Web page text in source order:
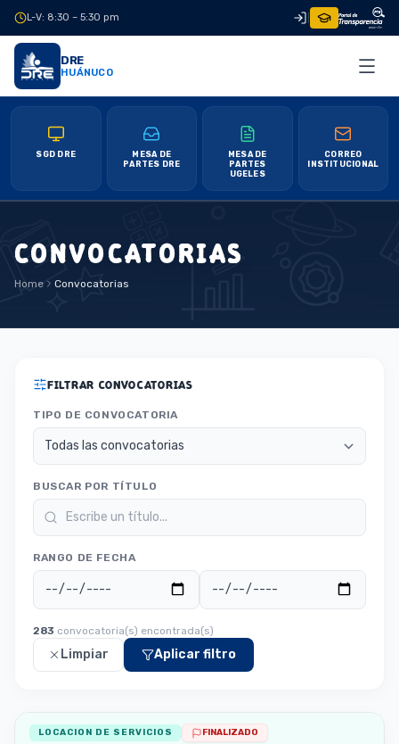
L-V: 8:30 – 5:30 pm
DRE
HUÁNUCO
SGD DRE
MESA DE
PARTES DRE
MESA DE
PARTES
UGELES
CORREO
INSTITUCIONAL
CONVOCATORIAS
Home Convocatorias
FILTRAR CONVOCATORIAS
TIPO DE CONVOCATORIA
BUSCAR POR TÍTULO
RANGO DE FECHA
283 convocatoria(s) encontrada(s)
Limpiar Aplicar filtro
LOCACION DE SERVICIOS FINALIZADO